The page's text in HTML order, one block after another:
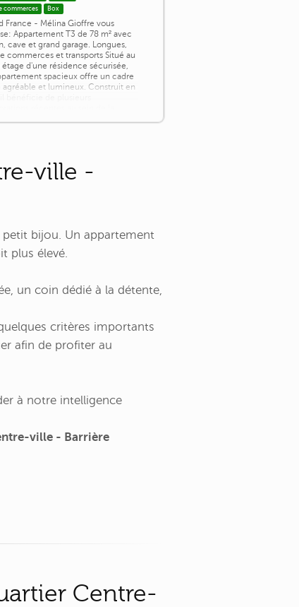
commerces
Box
France - Mélina Gioffre vous
Appartement T3 de 78 m² avec
cave et grand garage. Longues,
commerces et transports Situé au
d'une résidence sécurisée,
spacieux offre un cadre
agréable et lumineux. Construit en
ville -
bijou. Un appartement
plus élevé.
un coin dédié à la détente,
critères importants
afin de profiter au
à notre intelligence
ville - Barrière
Centre-